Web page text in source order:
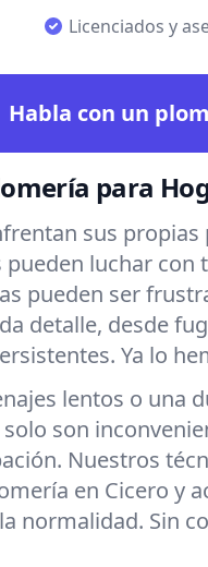
Licenciados y
Habla con un
para
sus
pueden luchar con
pueden ser
detalle, desde
Ya lo
lentos o una
son
Nuestros
en Cicero y
normalidad. Sin